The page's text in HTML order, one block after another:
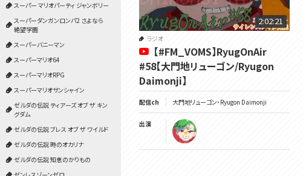
スーパー マリオパーティ ジャンボリー
スーパーダンガンロンパ2 さよなら
絶望学園
スーパーバニーマン
スーパーマリオ64
スーパーマリオRPG
スーパーマリオサンシャイン
ゼルダの伝説 ティアーズ オブ ザ キン
グダム
ゼルダの伝説 ブレス オブ ザ ワイルド
ゼルダの伝説 時のオカリナ
ゼルダの伝説 知恵のかりもの
2:02:21
ラジオ
【#FM_VOMS】RyugOnAir
#58【大門地リューゴン/Ryugon
Daimonji】
配信ch 大門地リューゴン・Ryugon Daimonji
出演